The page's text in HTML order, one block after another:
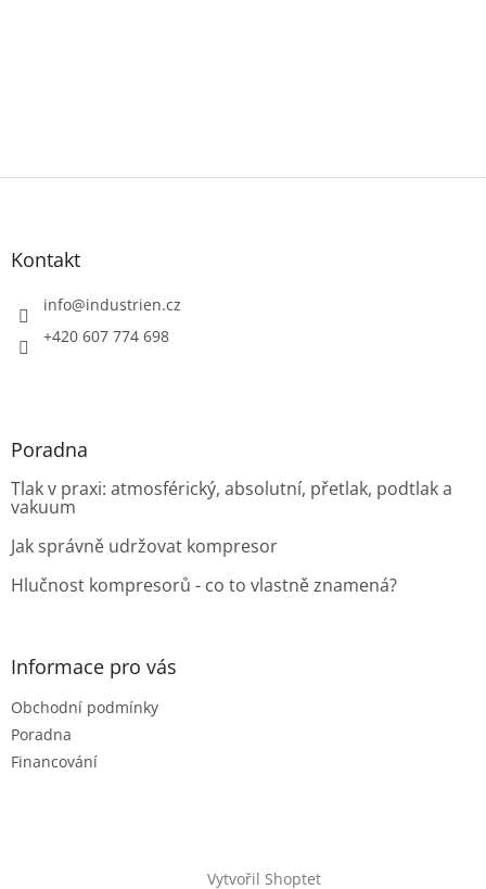
Z
Kontakt
info@industrien.cz
+420 607 774 698
Poradna
Tlak v praxi: atmosférický, absolutní, přetlak, podtlak a
vakuum
Jak správně udržovat kompresor
Hlučnost kompresorů - co to vlastně znamená?
Informace pro vás
Obchodní podmínky
Poradna
Financování
Vytvořil Shoptet